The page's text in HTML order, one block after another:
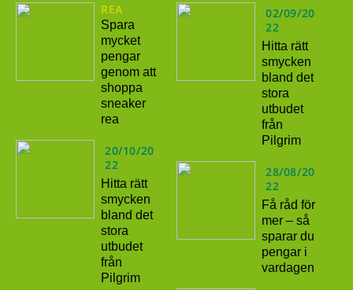
REA
Spara
mycket
pengar
genom att
shoppa
sneaker
rea
20/10/20
22
Hitta rätt
smycken
bland det
stora
utbudet
från
Pilgrim
02/09/20
22
Hitta rätt
smycken
bland det
stora
utbudet
från
Pilgrim
28/08/20
22
Få råd för
mer – så
sparar du
pengar i
vardagen